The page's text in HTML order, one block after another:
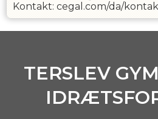
Kontakt: cegal.com/da/
TERSLEV